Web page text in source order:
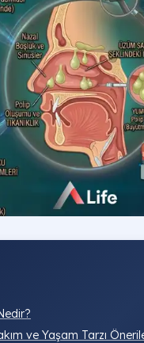
ve Yaşam Tarzı